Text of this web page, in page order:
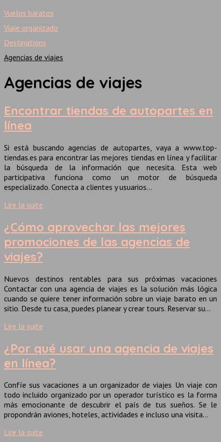
Vuelos baratos
Viaje organizado
Destinations
Agencias de viajes
Agencias de viajes
Encontrar tiendas de autopartes en
línea
Si está buscando agencias de autopartes, vaya a www.top-
tiendas.es para encontrar las mejores tiendas en línea y facilitar
la búsqueda de la información que necesita. Esta web
participativa funciona como un motor de búsqueda
especializado. Conecta a clientes y usuarios…
Lire la suite
¿Cómo aprovechar las mejores
promociones de las agencias de
viajes?
Nuevos destinos rentables para sus próximas vacaciones
Contactar con una agencia de viajes es la solución más lógica
cuando se quiere tener información sobre un viaje barato en un
sitio. Desde tu casa, puedes planear y crear tours. Reservar su…
Lire la suite
¿Por qué usar una agencia de viajes
en línea?
Confíe sus vacaciones a un organizador de viajes Un viaje con
todo incluido organizado por un operador turístico es la forma
más emocionante de descubrir el país de tus sueños. Se le
propondrán aviones, hoteles, actividades e incluso una visita…
Lire la suite